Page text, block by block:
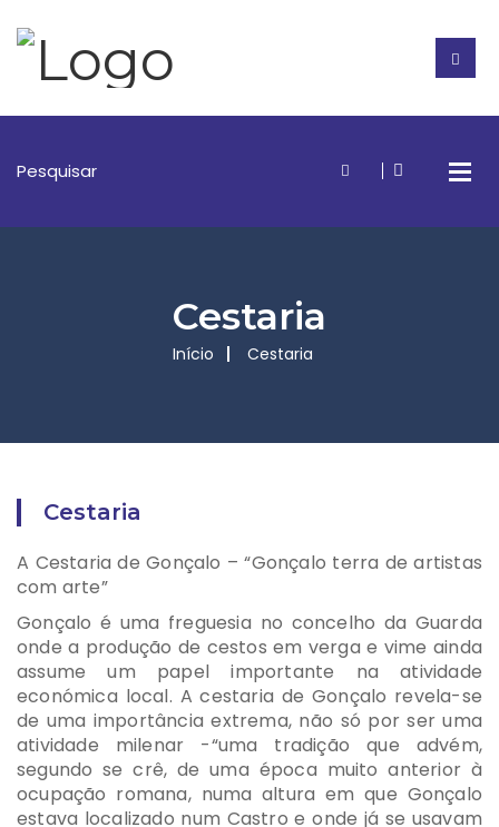
Cestaria
Início Cestaria
Cestaria
A Cestaria de Gonçalo – “Gonçalo terra de artistas
com arte”
Gonçalo é uma freguesia no concelho da Guarda
onde a produção de cestos em verga e vime ainda
assume um papel importante na atividade
económica local. A cestaria de Gonçalo revela-se
de uma importância extrema, não só por ser uma
atividade milenar -“uma tradição que advém,
segundo se crê, de uma época muito anterior à
ocupação romana, numa altura em que Gonçalo
estava localizado num Castro e onde já se usavam